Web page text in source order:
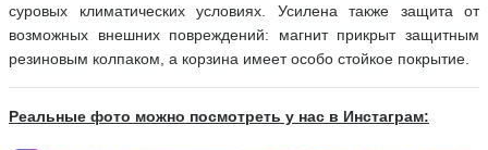
суровых климатических условиях. Усилена также защита от
возможных внешних повреждений: магнит прикрыт защитным
резиновым колпаком, а корзина имеет особо стойкое покрытие.
Реальные фото можно посмотреть у нас в Инстаграм: